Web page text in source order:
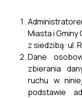
General:
zamówień na
30.01.2024
Miasta i
z siedzibą: ul.
Dane
zbierania
ruchu w
podstawie